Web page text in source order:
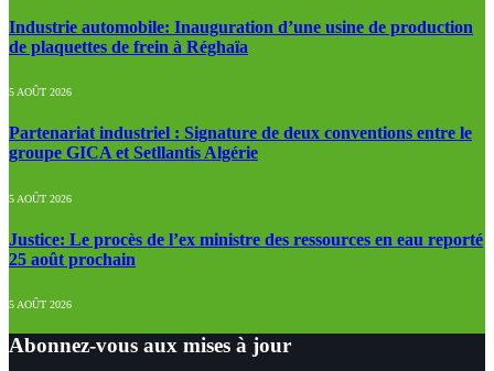
Industrie automobile: Inauguration d’une usine de production
de plaquettes de frein à Réghaïa
5 AOÛT 2026
Partenariat industriel : Signature de deux conventions entre le
groupe GICA et Setllantis Algérie
5 AOÛT 2026
Justice: Le procès de l’ex ministre des ressources en eau reporté
25 août prochain
5 AOÛT 2026
Abonnez-vous aux mises à jour